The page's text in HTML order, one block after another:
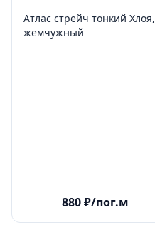
Атлас стрейч тонкий Хлоя,
жемчужный
880₽/пог.м